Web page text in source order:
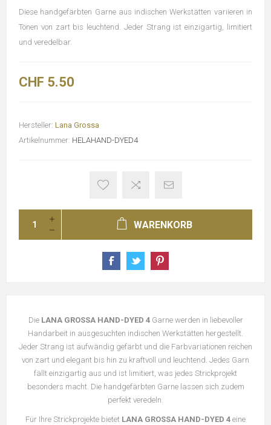
Diese handgefärbten Garne aus indischen Werkstätten variieren in
Tönen von zart bis leuchtend. Jeder Strang ist einzigartig, limitiert
und veredelbar.
CHF 5.50
Hersteller: Lana Grossa
Artikelnummer: HELAHAND-DYED4
WARENKORB
Die LANA GROSSA HAND-DYED 4Garne werden in liebevoller
Handarbeit in ausgesuchten indischen Werkstätten hergestellt.
Jeder Strang ist aufwändig gefärbt und die Farbvariationen reichen
von zart und elegant bis hin zu kraftvoll und leuchtend. Jedes Garn
fällt einzigartig aus und ist limitiert, was jedes Strickprojekt
besonders macht. Die handgefärbten Garne lassen sich zudem
perfekt veredeln.
Für Ihre Strickprojekte bietet LANA GROSSA HAND-DYED 4 eine